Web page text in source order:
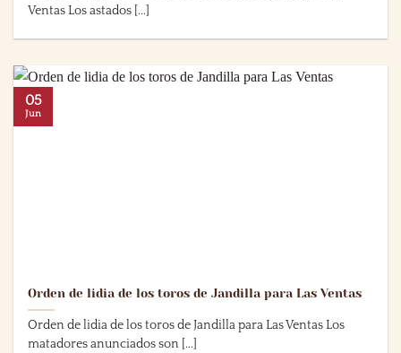
Ventas Los astados [...]
Orden de lidia de los toros de Jandilla para Las Ventas
Orden de lidia de los toros de Jandilla para Las Ventas Los
matadores anunciados son [...]
05
Jun